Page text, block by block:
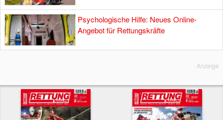
Psychologische Hilfe: Neues Online-
Angebot für Rettungskräfte
Anzeige